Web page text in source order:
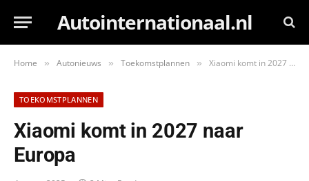
Autointernationaal.nl
Home » Autonieuws » Toekomstplannen » Xiaomi komt in 2027 naar Europa
TOEKOMSTPLANNEN
Xiaomi komt in 2027 naar
Europa